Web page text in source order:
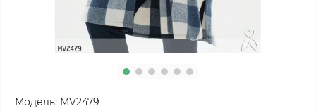
Модель: MV2479